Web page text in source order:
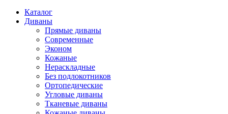
Каталог
Диваны
Прямые диваны
Современные
Эконом
Кожаные
Нераскладные
Без подлокотников
Ортопедические
Угловые диваны
Тканевые диваны